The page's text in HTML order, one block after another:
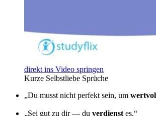
direkt ins Video springen
Kurze Selbstliebe Sprüche
„Du musst nicht perfekt sein, um
„Sei gut zu dir — du verdienst es.“